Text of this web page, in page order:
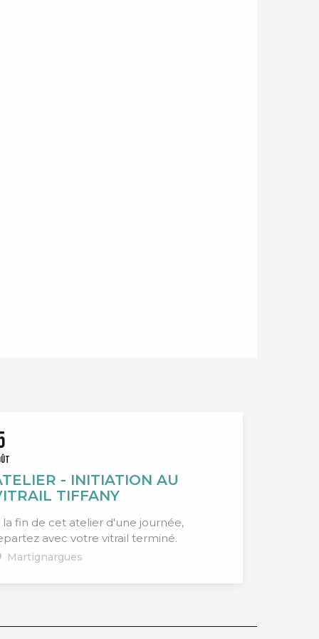
- INITIATION AU
TIFFANY
la fin de cet atelier d'une journée,
avec votre vitrail terminé.
Martignargues